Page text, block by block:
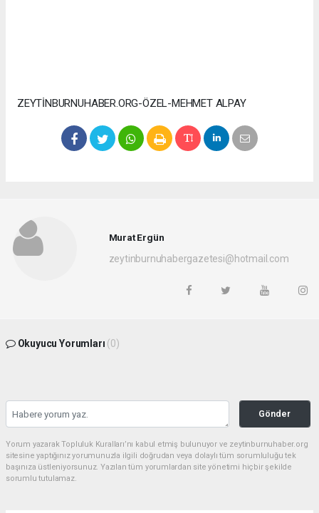
ZEYTİNBURNUHABER.ORG-ÖZEL-MEHMET ALPAY
Murat Ergün
zeytinburnuhabergazetesi@hotmail.com
Okuyucu Yorumları (0)
Gönder
Yorum yazarak Topluluk Kuralları’nı kabul etmiş bulunuyor ve zeytinburnuhaber.org
sitesine yaptığınız yorumunuzla ilgili doğrudan veya dolaylı tüm sorumluluğu tek
başınıza üstleniyorsunuz. Yazılan tüm yorumlardan site yönetimi hiçbir şekilde
sorumlu tutulamaz.